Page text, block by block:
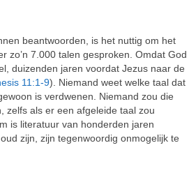
beantwoorden, is het nuttig om het
zo’n 7.000 talen gesproken. Omdat God
duizenden jaren voordat Jezus naar de
11:1-9). Niemand weet welke taal dat
is verdwenen. Niemand zou die
zelfs als er een afgeleide taal zou
is literatuur van honderden jaren
zijn, zijn tegenwoordig onmogelijk te